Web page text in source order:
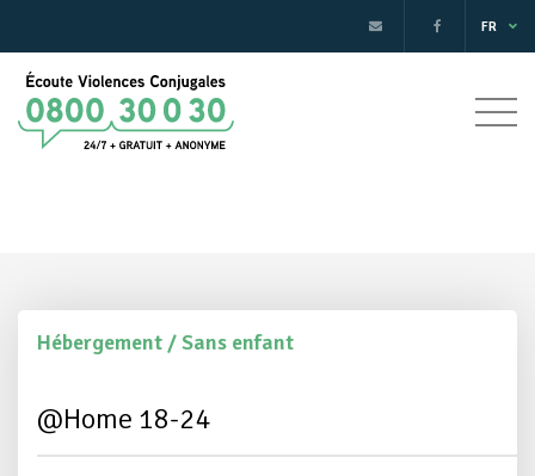
FR
Hébergement / Sans enfant
@Home 18-24